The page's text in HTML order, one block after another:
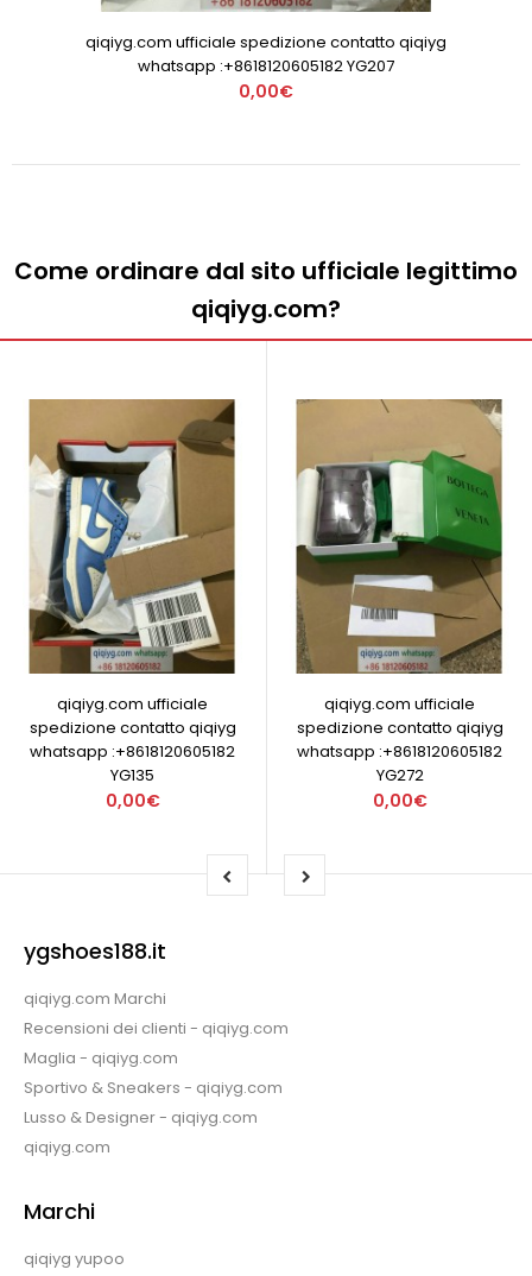
qiqiyg.com ufficiale spedizione contatto qiqiyg
whatsapp :+8618120605182 YG207
0,00€
Come ordinare dal sito ufficiale legittimo
qiqiyg.com?
qiqiyg.com ufficiale
spedizione contatto qiqiyg
whatsapp :+8618120605182
YG135
0,00€
qiqiyg.com ufficiale
spedizione contatto qiqiyg
whatsapp :+8618120605182
YG272
0,00€
ygshoes188.it
qiqiyg.com Marchi
Recensioni dei clienti - qiqiyg.com
Maglia - qiqiyg.com
Sportivo & Sneakers - qiqiyg.com
Lusso & Designer - qiqiyg.com
qiqiyg.com
Marchi
qiqiyg yupoo